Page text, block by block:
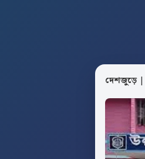
দেশজুড়ে|